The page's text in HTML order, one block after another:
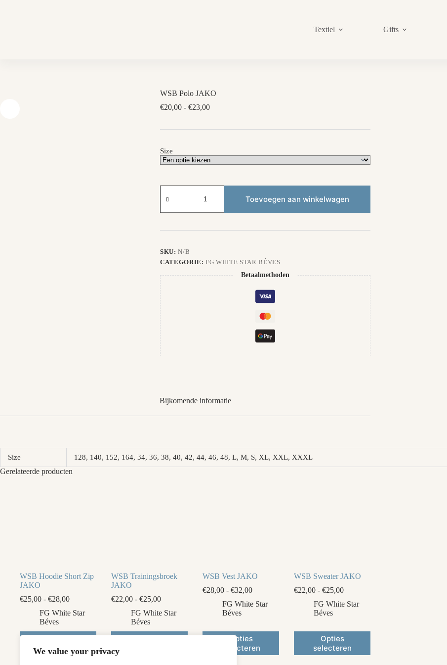
We value your privacy
Textiel
Gifts
WSB Polo JAKO
€20,00 - €23,00Prijsklasse:
Size
Polo
aantal
Toevoegen aan winkelwagen
SKU:N/B
CATEGORIE:FG WHITE STAR BÉVES
Betaalmethoden
Bijkomende informatie
Size 128, 140, 152, 164, 34, 36, 38, 40, 42, 44, 46, 48, L, M, S, XL, XXL, XXXL
Gerelateerde producten
WSB Hoodie Short Zip
JAKO
€25,00 - €28,00Prijsklasse:
tot
FG White Star
Béves
selecteren
Dit
heeft
WSB Trainingsbroek
JAKO
€22,00 - €25,00Prijsklasse:
tot
FG White Star
Béves
Dit
heeft
WSB Vest JAKO
€28,00 - €32,00Prijsklasse:
tot
FG White Star
Béves
Opties
selecteren
Dit
WSB Sweater JAKO
€22,00 - €25,00Prijsklasse:
tot
FG White Star
Béves
Opties
selecteren